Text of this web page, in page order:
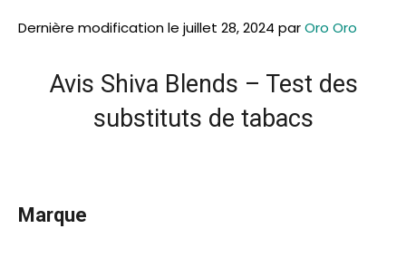
Dernière modification le juillet 28, 2024 parOro Oro
Avis Shiva Blends – Test des
substituts de tabacs
Marque